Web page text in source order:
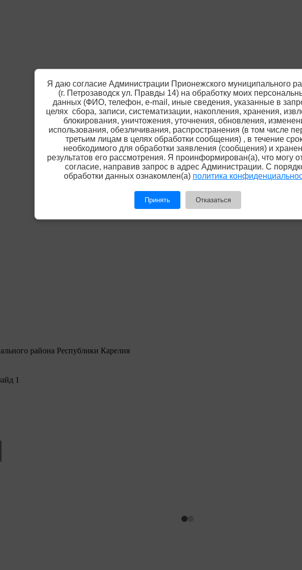
Я даю согласие Администрации Прионежского муниципального
(г. Петрозаводск ул. Правды 14) на обработку моих
данных (ФИО, телефон, е-mail, иные сведения, указанные в
целях сбора, записи, систематизации, накопления, хранения,
блокирования, уничтожения, уточнения, обновления,
использования, обезличивания, распространения (в том числе
третьим лицам в целях обработки сообщения) , в течение
необходимого для обработки заявления (сообщения) и
результатов его рассмотрения. Я проинформирован(а), что могу
согласие, направив запрос в адрес Администрации. С
обработки данных ознакомлен(а) политика
Принять Отказаться
района Республики Карелия